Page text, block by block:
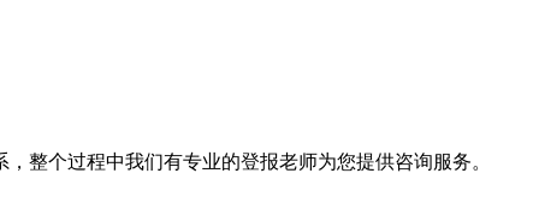
整个过程中我们有专业的登报老师为您提供咨询服务。